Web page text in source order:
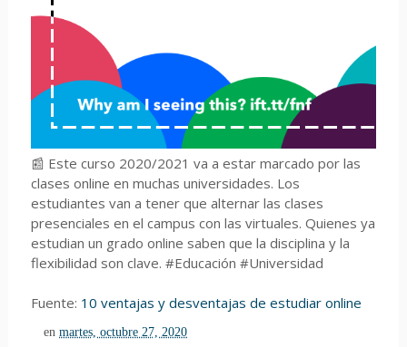
📰 Este curso 2020/2021 va a estar marcado por las
clases online en muchas universidades. Los
estudiantes van a tener que alternar las clases
presenciales en el campus con las virtuales. Quienes ya
estudian un grado online saben que la disciplina y la
flexibilidad son clave. #Educación #Universidad
Fuente: 10 ventajas y desventajas de estudiar online
enmartes, octubre 27, 2020